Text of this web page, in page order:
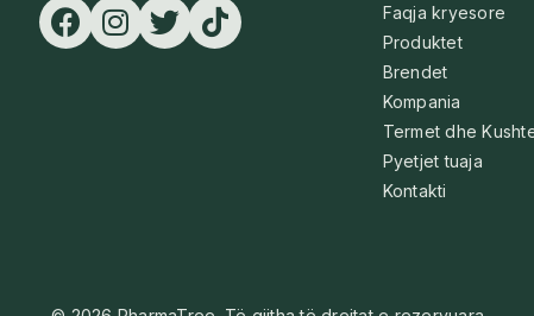
Faqja kryesore
Produktet
Brendet
Kompania
Termet dhe
Pyetjet tuaja
Kontakti